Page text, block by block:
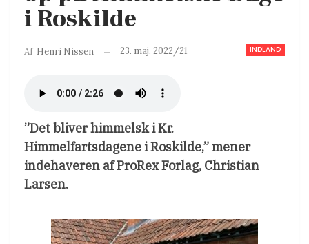
i Roskilde
INDLAND
Af Henri Nissen 23. maj. 2022/21
”Det bliver himmelsk i Kr.
Himmelfartsdagene i Roskilde,” mener
indehaveren af ProRex Forlag, Christian
Larsen.